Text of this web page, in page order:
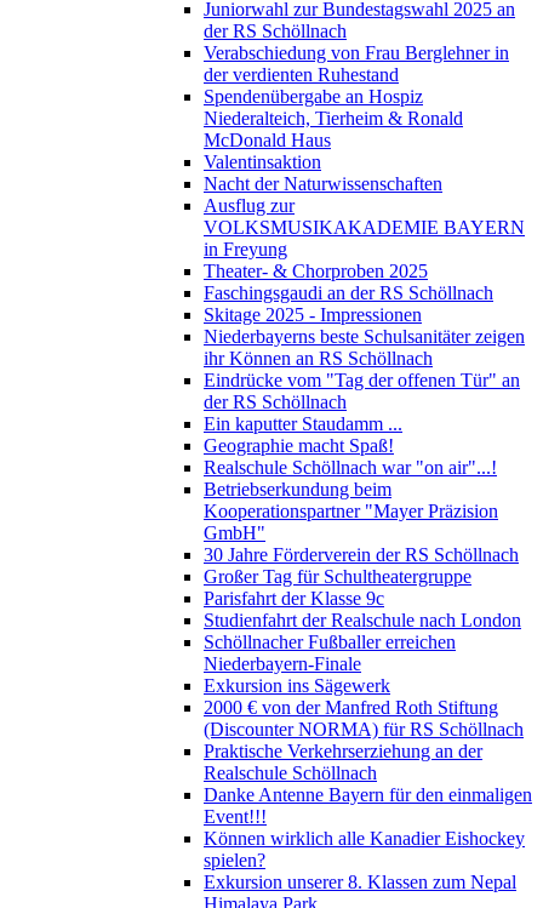
Juniorwahl zur Bundestagswahl 2025 an
der RS Schöllnach
Verabschiedung von Frau Berglehner in
der verdienten Ruhestand
Spendenübergabe an Hospiz
Niederalteich, Tierheim & Ronald
McDonald Haus
Valentinsaktion
Nacht der Naturwissenschaften
Ausflug zur
VOLKSMUSIKAKADEMIE BAYERN
in Freyung
Theater- & Chorproben 2025
Faschingsgaudi an der RS Schöllnach
Skitage 2025 - Impressionen
Niederbayerns beste Schulsanitäter zeigen
ihr Können an RS Schöllnach
Eindrücke vom "Tag der offenen Tür" an
der RS Schöllnach
Ein kaputter Staudamm ...
Geographie macht Spaß!
Realschule Schöllnach war "on air"...!
Betriebserkundung beim
Kooperationspartner "Mayer Präzision
GmbH"
30 Jahre Förderverein der RS Schöllnach
Großer Tag für Schultheatergruppe
Parisfahrt der Klasse 9c
Studienfahrt der Realschule nach London
Schöllnacher Fußballer erreichen
Niederbayern-Finale
Exkursion ins Sägewerk
2000 € von der Manfred Roth Stiftung
(Discounter NORMA) für RS Schöllnach
Praktische Verkehrserziehung an der
Realschule Schöllnach
Danke Antenne Bayern für den einmaligen
Event!!!
Können wirklich alle Kanadier Eishockey
spielen?
Exkursion unserer 8. Klassen zum Nepal
Himalaya Park